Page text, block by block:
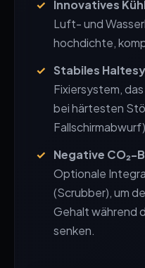
Innovatives
Luft- und
hochdichte,
Stabiles
Fixiersystem,
bei härtesten
Negative CO₂-
Optionale
(Scrubber), um
Gehalt während
senken.